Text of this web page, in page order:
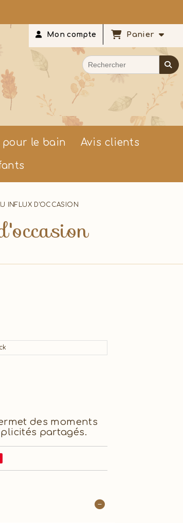
Mon compte Panier
pour le bain Avis clients
INFLUX D'OCCASION
des moments
partagés.